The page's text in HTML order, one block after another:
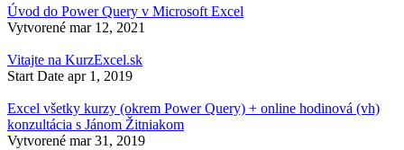
Úvod do Power Query v Microsoft Excel
Vytvorené mar 12, 2021
Vitajte na KurzExcel.sk
Start Date apr 1, 2019
Excel všetky kurzy (okrem Power Query) + online hodinová (vh)
konzultácia s Jánom Žitniakom
Vytvorené mar 31, 2019